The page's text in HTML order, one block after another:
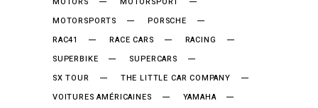
MOTORSPORTS
PORSCHE
RAC41
RACE CARS
RACING
SUPERBIKE
SUPERCARS
SX TOUR
THE LITTLE CAR COMPANY
VOITURES AMÉRICAINES
YAMAHA